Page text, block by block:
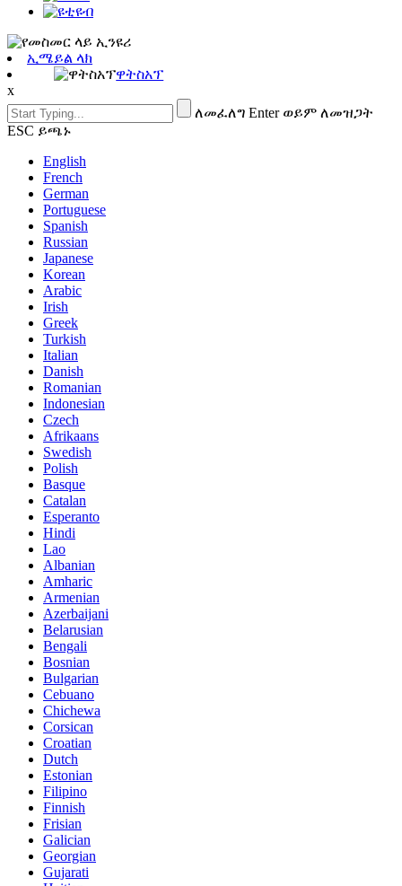
ኢሜይል ላክ
ዋትስአፕ
x
ለመፈለግ Enter ወይም ለመዝጋት
ESC ይጫኑ
English
French
German
Portuguese
Spanish
Russian
Japanese
Korean
Arabic
Irish
Greek
Turkish
Italian
Danish
Romanian
Indonesian
Czech
Afrikaans
Swedish
Polish
Basque
Catalan
Esperanto
Hindi
Lao
Albanian
Amharic
Armenian
Azerbaijani
Belarusian
Bengali
Bosnian
Bulgarian
Cebuano
Chichewa
Corsican
Croatian
Dutch
Estonian
Filipino
Finnish
Frisian
Galician
Georgian
Gujarati